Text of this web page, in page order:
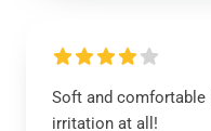
Soft and comfortable
irritation at all!